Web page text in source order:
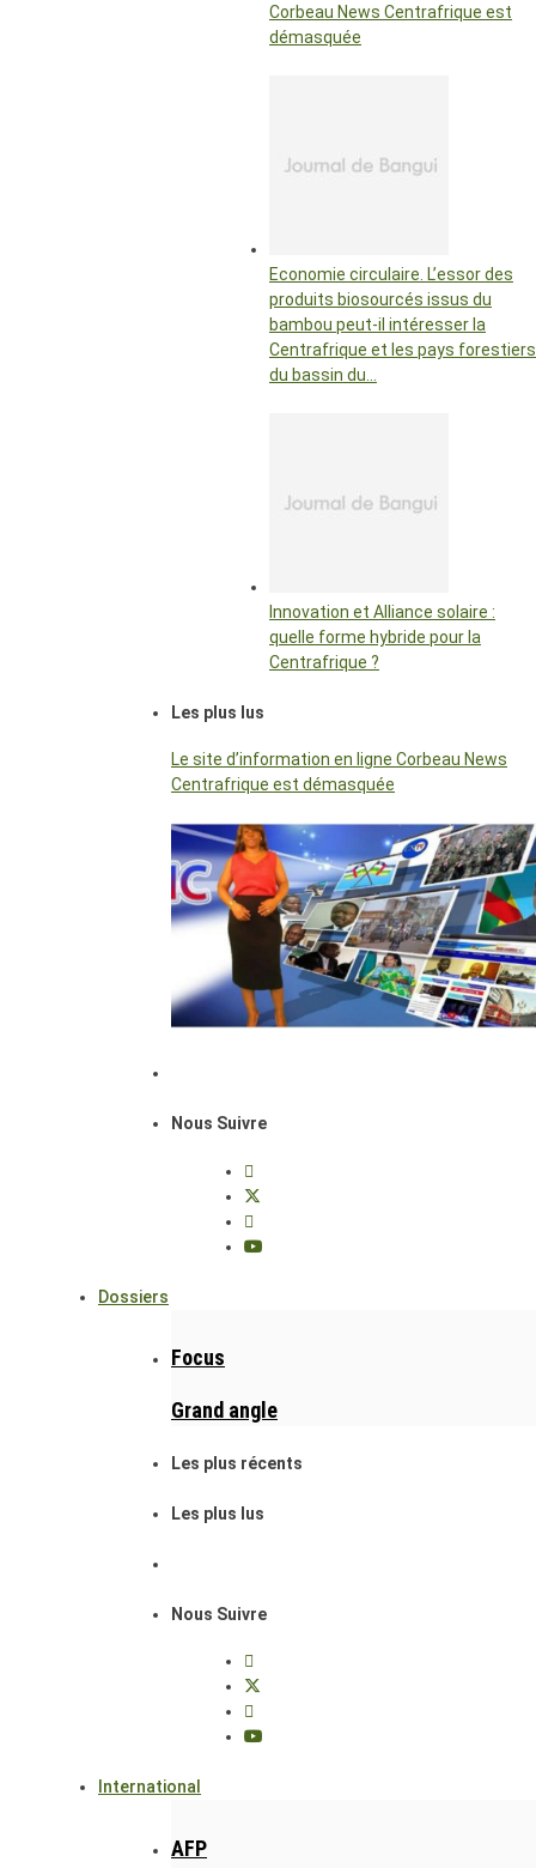
Corbeau News Centrafrique est
démasquée
Economie circulaire. L’essor des
produits biosourcés issus du
bambou peut-il intéresser la
Centrafrique et les pays forestiers
du bassin du…
Innovation et Alliance solaire :
quelle forme hybride pour la
Centrafrique ?
Les plus lus
Le site d’information en ligne Corbeau News
Centrafrique est démasquée
Nous Suivre
Dossiers
Focus
Grand angle
Les plus récents
Les plus lus
Nous Suivre
International
AFP